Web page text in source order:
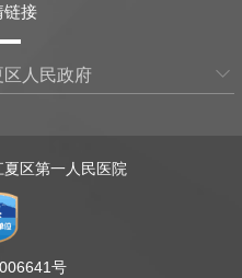
链接
人民政府
区第一人民医院
号